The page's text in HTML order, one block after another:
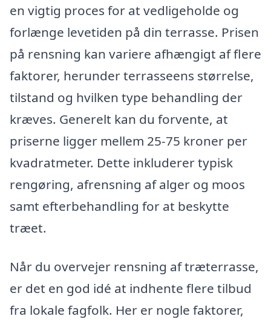
en vigtig proces for at vedligeholde og
forlænge levetiden på din terrasse. Prisen
på rensning kan variere afhængigt af flere
faktorer, herunder terrasseens størrelse,
tilstand og hvilken type behandling der
kræves. Generelt kan du forvente, at
priserne ligger mellem 25-75 kroner per
kvadratmeter. Dette inkluderer typisk
rengøring, afrensning af alger og moos
samt efterbehandling for at beskytte
træet.
Når du overvejer rensning af træterrasse,
er det en god idé at indhente flere tilbud
fra lokale fagfolk. Her er nogle faktorer,